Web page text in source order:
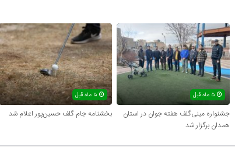
۵ ماه قبل
جشنواره مینی‌گلف هفته جوان در استان
همدان برگزار شد
بخشنامه جام گلف حسین‌پور اعلام شد